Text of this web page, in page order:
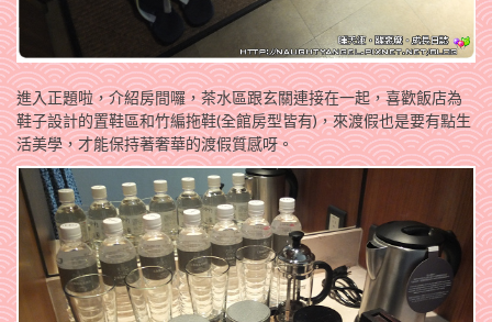
進入正題啦，介紹房間囉，茶水區跟玄關連接在一起，喜歡飯店為
鞋子設計的置鞋區和竹編拖鞋(全館房型皆有)，來渡假也是要有點生
活美學，才能保持著奢華的渡假質感呀。